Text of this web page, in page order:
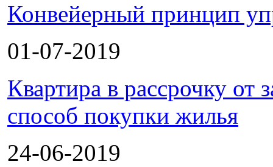
Конвейерный принцип
01-07-2019
Квартира в рассрочку
способ покупки жилья
24-06-2019